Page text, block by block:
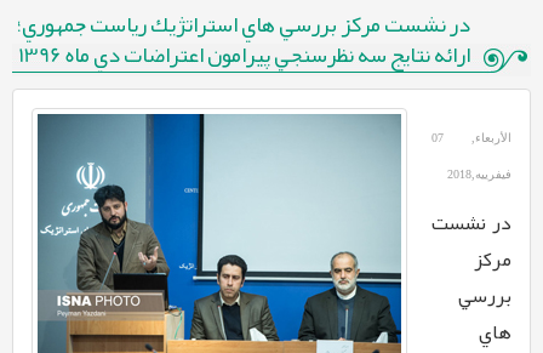
در نشست مركز بررسي هاي استراتژيك رياست جمهوري؛
ارائه نتايج سه نظرسنجي پيرامون اعتراضات دي ماه 1396
الأربعاء, 07
فيفرييه,2018
در نشست
مركز
بررسي
هاي